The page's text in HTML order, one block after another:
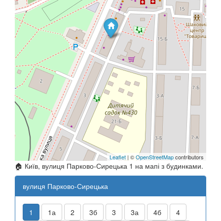
Leaflet | ©OpenStreetMapcontributors
🏠 Київ, вулиця Парково-Сирецька 1 на мапі з будинками.
вулиця Парково-Сирецька
1 1а 2 3б 3 3а 4б 4